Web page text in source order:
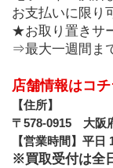
お支払いに限り
★お取り置きサ
⇒最大一週間ま
店舗情報はコ
【住所】
〒578-0915　大阪
【営業時間】平
※買取受付は全